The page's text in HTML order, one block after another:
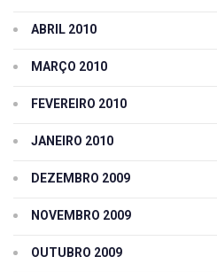
ABRIL 2010
MARÇO 2010
FEVEREIRO 2010
JANEIRO 2010
DEZEMBRO 2009
NOVEMBRO 2009
OUTUBRO 2009